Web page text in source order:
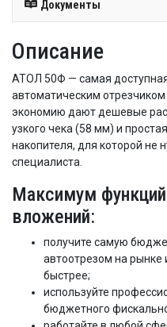
Документы
Описание
АТОЛ 50Ф — самая
автоматическим
экономию дают дешевые
узкого чека (58 мм) и
накопителя, для которой не
специалиста.
Максимум
вложений:
получите самую
автоотрезом на рынке
быстрее;
используйте
бюджетного